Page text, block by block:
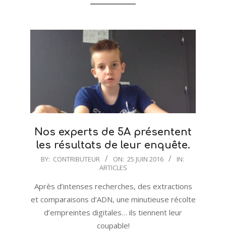
Nos experts de 5A présentent
les résultats de leur enquête.
2016-
25
BY: CONTRIBUTEUR ON: 25 JUIN 2016
IN:
ARTICLES
Après d’intenses recherches, des extractions
et comparaisons d’ADN, une minutieuse récolte
d’empreintes digitales… ils tiennent leur
coupable!